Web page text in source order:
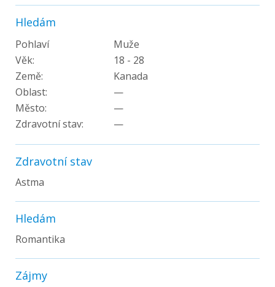
Hledám
Pohlaví
Muže
Věk:
18 - 28
Země:
Kanada
Oblast:
—
Město:
—
Zdravotní stav:
—
Zdravotní stav
Astma
Hledám
Romantika
Zájmy